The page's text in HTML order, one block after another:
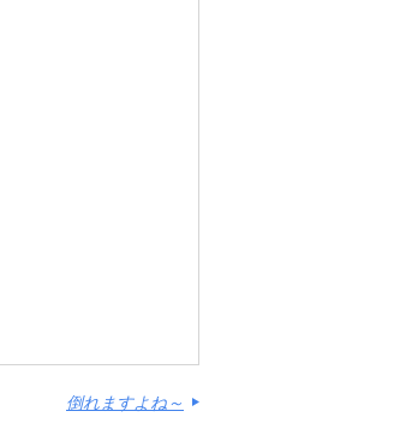
倒れますよね～